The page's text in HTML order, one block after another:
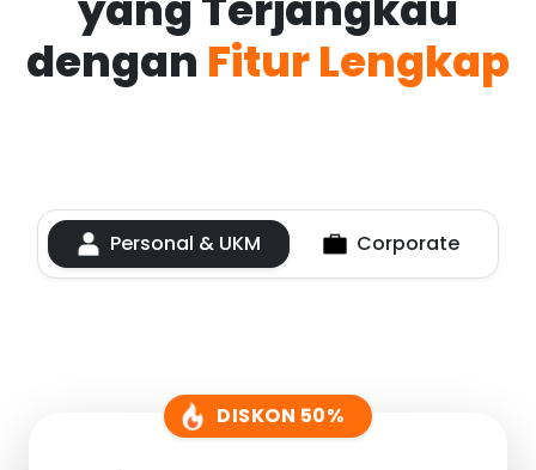
dengan Fitur Lengkap
Personal & UKM Corporate
DISKON 50%